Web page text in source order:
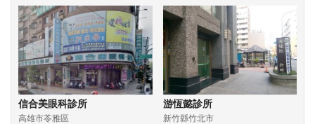
信合美眼科診所
高雄市苓雅區
游恆懿診所
新竹縣竹北市